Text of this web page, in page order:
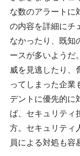
な数のアラートに
の内容を詳細にチ
なかったり、既知
ースが多いようだ
威を見逃したり、
ってしまった企業
デントに優先的に
ば、セキュリティ
方。セキュリティ
員による対処も容